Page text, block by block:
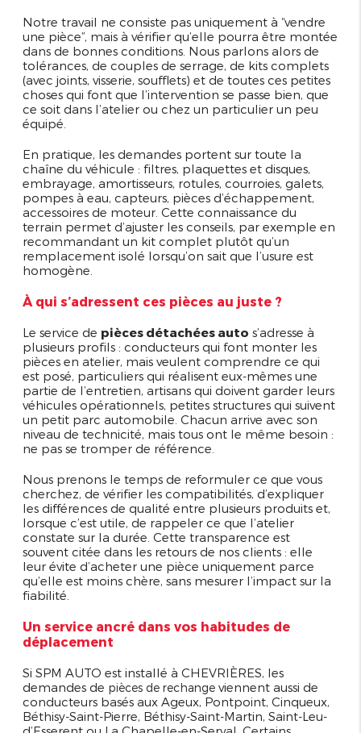
Notre travail ne consiste pas uniquement à “vendre
une pièce”, mais à vérifier qu’elle pourra être montée
dans de bonnes conditions. Nous parlons alors de
tolérances, de couples de serrage, de kits complets
(avec joints, visserie, soufflets) et de toutes ces petites
choses qui font que l’intervention se passe bien, que
ce soit dans l’atelier ou chez un particulier un peu
équipé.
En pratique, les demandes portent sur toute la
chaîne du véhicule : filtres, plaquettes et disques,
embrayage, amortisseurs, rotules, courroies, galets,
pompes à eau, capteurs, pièces d’échappement,
accessoires de moteur. Cette connaissance du
terrain permet d’ajuster les conseils, par exemple en
recommandant un kit complet plutôt qu’un
remplacement isolé lorsqu’on sait que l’usure est
homogène.
À qui s’adressent ces pièces au juste ?
Le service de pièces détachées auto s’adresse à
plusieurs profils : conducteurs qui font monter les
pièces en atelier, mais veulent comprendre ce qui
est posé, particuliers qui réalisent eux-mêmes une
partie de l’entretien, artisans qui doivent garder leurs
véhicules opérationnels, petites structures qui suivent
un petit parc automobile. Chacun arrive avec son
niveau de technicité, mais tous ont le même besoin :
ne pas se tromper de référence.
Nous prenons le temps de reformuler ce que vous
cherchez, de vérifier les compatibilités, d’expliquer
les différences de qualité entre plusieurs produits et,
lorsque c’est utile, de rappeler ce que l’atelier
constate sur la durée. Cette transparence est
souvent citée dans les retours de nos clients : elle
leur évite d’acheter une pièce uniquement parce
qu’elle est moins chère, sans mesurer l’impact sur la
fiabilité.
Un service ancré dans vos habitudes de
déplacement
Si SPM AUTO est installé à CHEVRIÈRES, les
demandes de pièces de rechange viennent aussi de
conducteurs basés aux Ageux, Pontpoint, Cinqueux,
Béthisy-Saint-Pierre, Béthisy-Saint-Martin, Saint-Leu-